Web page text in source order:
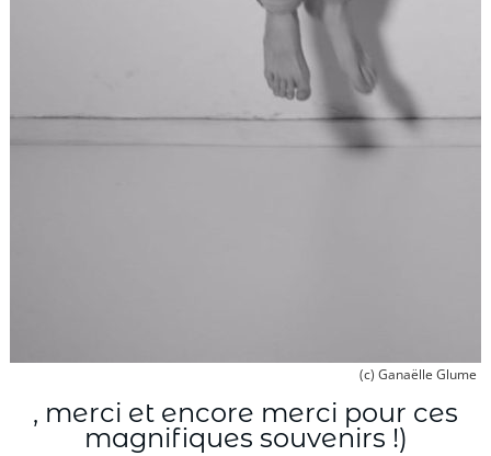
(c) Ganaëlle Glume
, merci et encore merci pour ces
magnifiques souvenirs !)